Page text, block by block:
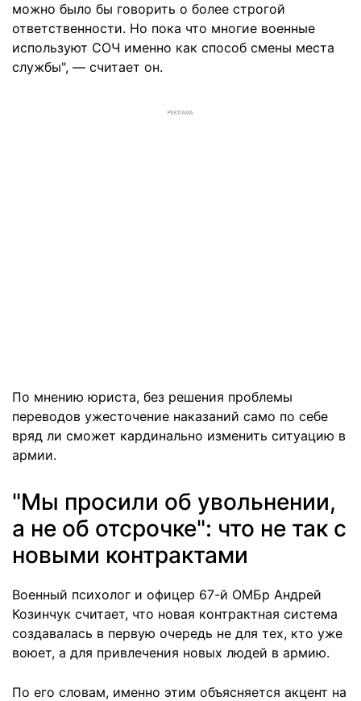
можно было бы говорить о более строгой
ответственности. Но пока что многие военные
используют СОЧ именно как способ смены места
службы", — считает он.
РЕКЛАМА
По мнению юриста, без решения проблемы
переводов ужесточение наказаний само по себе
вряд ли сможет кардинально изменить ситуацию в
армии.
"Мы просили об увольнении,
а не об отсрочке": что не так с
новыми контрактами
Военный психолог и офицер 67-й ОМБр Андрей
Козинчук считает, что новая контрактная система
создавалась в первую очередь не для тех, кто уже
воюет, а для привлечения новых людей в армию.
По его словам, именно этим объясняется акцент на